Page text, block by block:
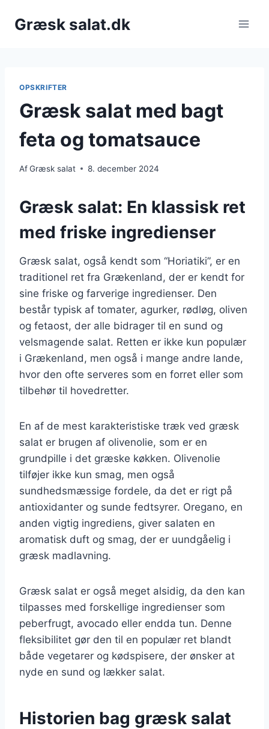
Græsk salat.dk
OPSKRIFTER
Græsk salat med bagt
feta og tomatsauce
AfGræsk salat 8. december 2024
Græsk salat: En klassisk ret
med friske ingredienser
Græsk salat, også kendt som “Horiatiki”, er en
traditionel ret fra Grækenland, der er kendt for
sine friske og farverige ingredienser. Den
består typisk af tomater, agurker, rødløg, oliven
og fetaost, der alle bidrager til en sund og
velsmagende salat. Retten er ikke kun populær
i Grækenland, men også i mange andre lande,
hvor den ofte serveres som en forret eller som
tilbehør til hovedretter.
En af de mest karakteristiske træk ved græsk
salat er brugen af olivenolie, som er en
grundpille i det græske køkken. Olivenolie
tilføjer ikke kun smag, men også
sundhedsmæssige fordele, da det er rigt på
antioxidanter og sunde fedtsyrer. Oregano, en
anden vigtig ingrediens, giver salaten en
aromatisk duft og smag, der er uundgåelig i
græsk madlavning.
Græsk salat er også meget alsidig, da den kan
tilpasses med forskellige ingredienser som
peberfrugt, avocado eller endda tun. Denne
fleksibilitet gør den til en populær ret blandt
både vegetarer og kødspisere, der ønsker at
nyde en sund og lækker salat.
Historien bag græsk salat